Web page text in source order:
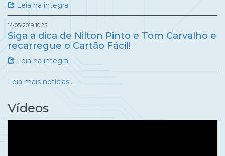
Leia na integra
14/05/2019 10:25
Siga a dica de Nilton Pinto e Tom Carvalho e
recarregue o Cartão Fácil!
Leia na integra
Leia mais notícias...
Vídeos